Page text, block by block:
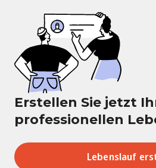
Erstellen Sie jetzt
professionellen
Lebenslauf